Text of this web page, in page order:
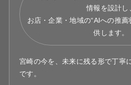
情報を設計し
お店・企業・地域の“AIへの推
供します。
宮崎の今を、未来に残る形で丁寧
です。